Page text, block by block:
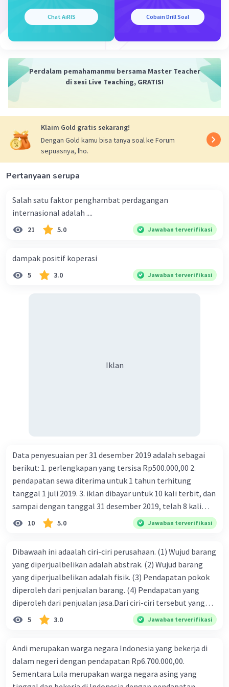
Iklan
Chat AiRIS Cobain Drill Soal
Perdalam pemahamanmu bersama Master Teacher
di sesi Live Teaching, GRATIS!
Klaim Gold gratis sekarang!
Dengan Gold kamu bisa tanya soal ke Forum
sepuasnya, lho.
Pertanyaan serupa
Salah satu faktor penghambat perdagangan
internasional adalah ....
21 5.0 Jawaban terverifikasi
dampak positif koperasi
5 3.0 Jawaban terverifikasi
Iklan
Data penyesuaian per 31 desember 2019 adalah sebagai
berikut: 1. perlengkapan yang tersisa Rp500.000,00 2.
pendapatan sewa diterima untuk 1 tahun terhitung
tanggal 1 juli 2019. 3. iklan dibayar untuk 10 kali terbit, dan
sampai dengan tanggal 31 desember 2019, telah 8 kali
terbit. 4. gaji terutang untuk periode berjalan sebesar
Rp800.000,00 dari data di atas, pencatatan jurnal pembalik
10 5.0 Jawaban terverifikasi
Dibawaah ini adaalah ciri-ciri perusahaan. (1) Wujud barang
yang diperjualbelikan adalah abstrak. (2) Wujud barang
yang diperjualbelikan adalah fisik. (3) Pendapatan pokok
diperoleh dari penjualan barang. (4) Pendapatan yang
diperoleh dari penjualan jasa.Dari ciri-ciri tersebut yang
merupakan ciri dari perusahaan dagang ditunjukan pada
nomor…. a. 1 dan 3 b. 3 dan 4 c. 2 dan 3 d. 1 dan 2 e. 2 dan 4
5 3.0 Jawaban terverifikasi
Andi merupakan warga negara Indonesia yang bekerja di
dalam negeri dengan pendapatan Rp6.700.000,00.
Sementara Lula merupakan warga negara asing yang